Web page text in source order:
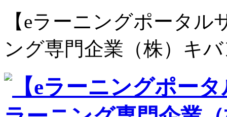
【eラーニングポータル
ング専門企業（株）キ